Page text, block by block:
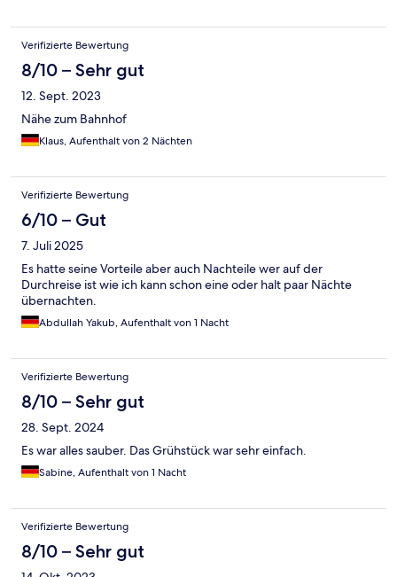
Verifizierte Bewertung
8/10 – Sehr gut
12. Sept. 2023
Nähe zum Bahnhof
Klaus, Aufenthalt von 2 Nächten
Verifizierte Bewertung
6/10 – Gut
7. Juli 2025
Es hatte seine Vorteile aber auch Nachteile wer auf der
Durchreise ist wie ich kann schon eine oder halt paar Nächte
übernachten.
Abdullah Yakub, Aufenthalt von 1 Nacht
Verifizierte Bewertung
8/10 – Sehr gut
28. Sept. 2024
Es war alles sauber. Das Grühstück war sehr einfach.
Sabine, Aufenthalt von 1 Nacht
Verifizierte Bewertung
8/10 – Sehr gut